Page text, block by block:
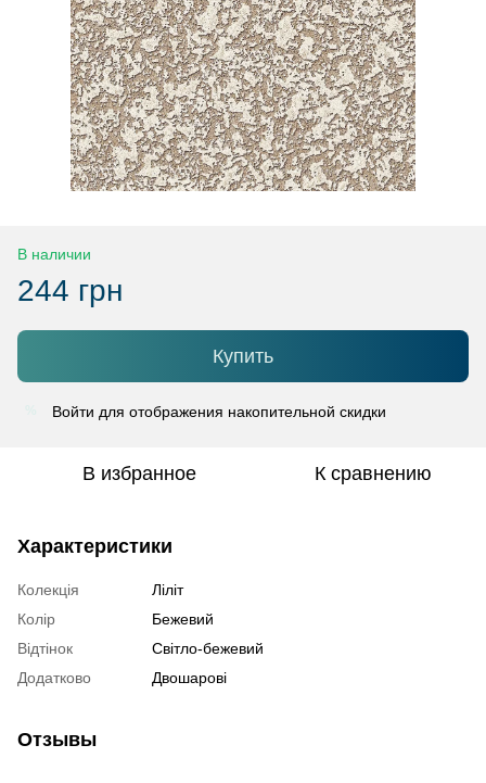
В наличии
244 грн
Купить
Войти для отображения накопительной скидки
В избранное К сравнению
Характеристики
Колекція
Ліліт
Колір
Бежевий
Відтінок
Світло-бежевий
Додатково
Двошарові
Отзывы